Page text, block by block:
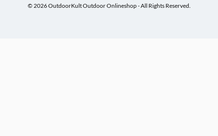
© 2026 OutdoorKult Outdoor Onlineshop - All Rights Reserved.